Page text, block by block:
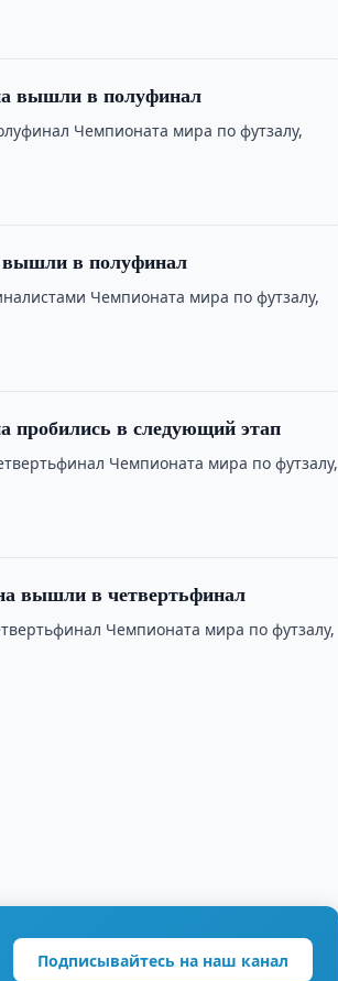
вышли в полуфинал
Чемпионата мира по футзалу,
в полуфинал
Чемпионата мира по футзалу,
в следующий этап
Чемпионата мира по футзалу,
вышли в четвертьфинал
Чемпионата мира по футзалу,
Подписывайтесь на наш канал